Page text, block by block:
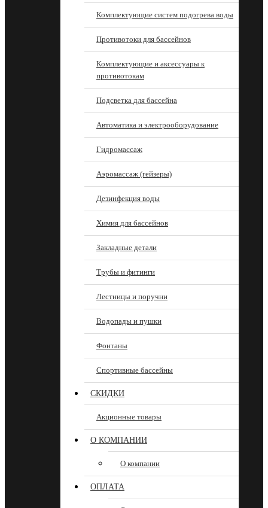
Комплектующие систем подогрева воды
Противотоки для бассейнов
Комплектующие и аксессуары к
противотокам
Подсветка для бассейна
Автоматика и электрооборудование
Гидромассаж
Аэромассаж (гейзеры)
Дезинфекция воды
Химия для бассейнов
Закладные детали
Трубы и фитинги
Лестницы и поручни
Водопады и пушки
Фонтаны
Спортивные бассейны
СКИДКИ
Акционные товары
О КОМПАНИИ
О компании
ОПЛАТА